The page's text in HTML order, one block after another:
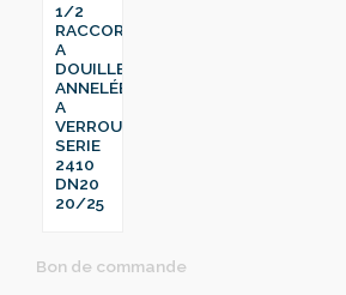
1/2
RACCORD
A
DOUILLE
ANNELÉE
A
VERROU
SERIE
2410
DN20
20/25
Bon de commande